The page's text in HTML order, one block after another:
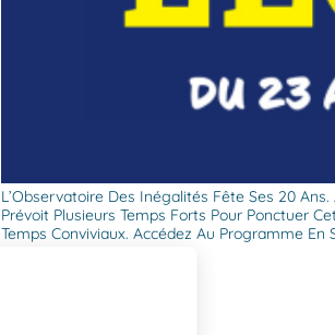
L’Observatoire Des Inégalités Fête Ses 20
Prévoit Plusieurs Temps Forts Pour Ponctuer
Temps Conviviaux. Accédez Au Programme En